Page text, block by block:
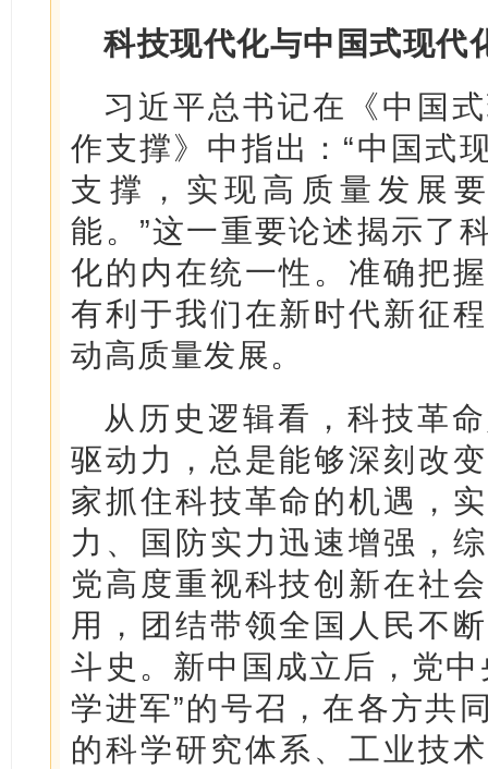
科技现代化与中国式现代
习近平总书记在《中国
作支撑》中指出：“中国式
支撑，实现高质量发展
能。”这一重要论述揭示了
化的内在统一性。准确把
有利于我们在新时代新征
动高质量发展。
从历史逻辑看，科技革
驱动力，总是能够深刻改
家抓住科技革命的机遇，
力、国防实力迅速增强，
党高度重视科技创新在社
用，团结带领全国人民不
斗史。新中国成立后，党
学进军”的号召，在各方共
的科学研究体系、工业技